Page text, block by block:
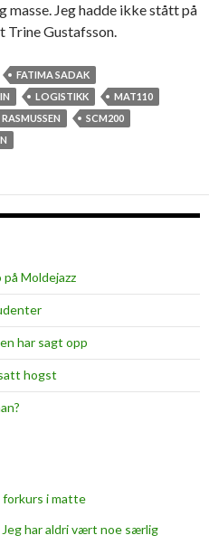
masse. Jeg hadde ikke stått på
Trine Gustafsson.
FATIMA SADAK
LOGISTIKK
MAT110
SCM200
Moldejazz
har sagt opp
hogst
forkurs i matte
har aldri vært noe særlig